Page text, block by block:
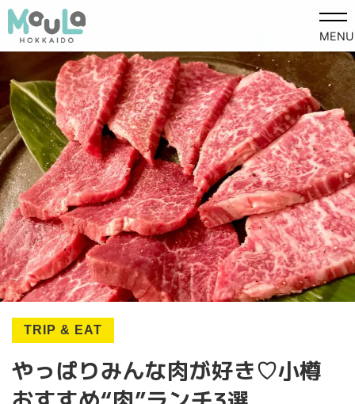
MENU
TRIP & EAT
やっぱりみんな肉が好き♡小樽